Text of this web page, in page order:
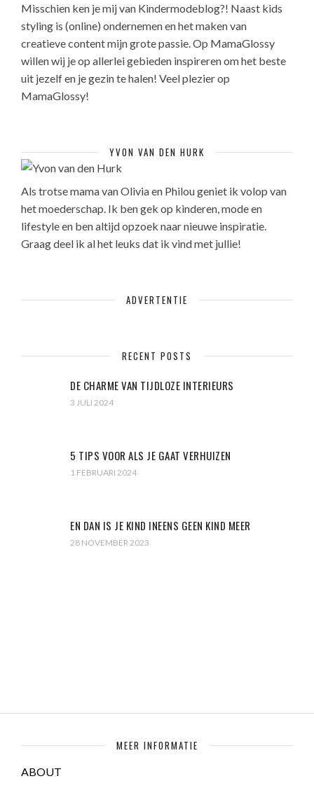
Misschien ken je mij van Kindermodeblog?! Naast kids
styling is (online) ondernemen en het maken van
creatieve content mijn grote passie. Op MamaGlossy
willen wij je op allerlei gebieden inspireren om het beste
uit jezelf en je gezin te halen! Veel plezier op
MamaGlossy!
YVON VAN DEN HURK
Als trotse mama van Olivia en Philou geniet ik volop van
het moederschap. Ik ben gek op kinderen, mode en
lifestyle en ben altijd opzoek naar nieuwe inspiratie.
Graag deel ik al het leuks dat ik vind met jullie!
ADVERTENTIE
RECENT POSTS
DE CHARME VAN TIJDLOZE INTERIEURS
3 JULI 2024
5 TIPS VOOR ALS JE GAAT VERHUIZEN
1 FEBRUARI 2024
EN DAN IS JE KIND INEENS GEEN KIND MEER
28 NOVEMBER 2023
MEER INFORMATIE
ABOUT